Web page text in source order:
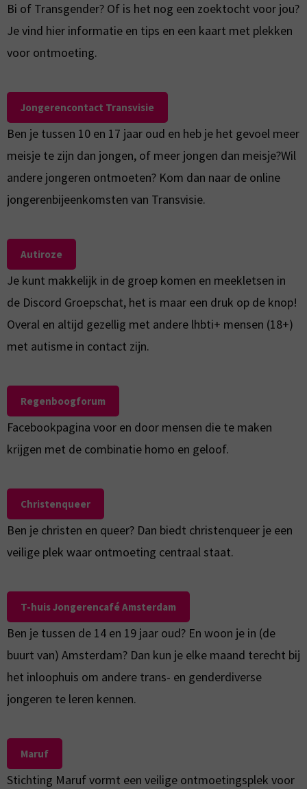
Bi of Transgender? Of is het nog een zoektocht voor jou?
Je vind hier informatie en tips en een kaart met plekken
voor ontmoeting.
Jongerencontact Transvisie
Ben je tussen 10 en 17 jaar oud en heb je het gevoel meer
meisje te zijn dan jongen, of meer jongen dan meisje?Wil
andere jongeren ontmoeten? Kom dan naar de online
jongerenbijeenkomsten van Transvisie.
Autiroze
Je kunt makkelijk in de groep komen en meekletsen in
de Discord Groepschat, het is maar een druk op de knop!
Overal en altijd gezellig met andere lhbti+ mensen (18+)
met autisme in contact zijn.
Regenboogforum
Facebookpagina voor en door mensen die te maken
krijgen met de combinatie homo en geloof.
Christenqueer
Ben je christen en queer? Dan biedt christenqueer je een
veilige plek waar ontmoeting centraal staat.
T-huis Jongerencafé Amsterdam
Ben je tussen de 14 en 19 jaar oud? En woon je in (de
buurt van) Amsterdam? Dan kun je elke maand terecht bij
het inloophuis om andere trans- en genderdiverse
jongeren te leren kennen.
Maruf
Stichting Maruf vormt een veilige ontmoetingsplek voor